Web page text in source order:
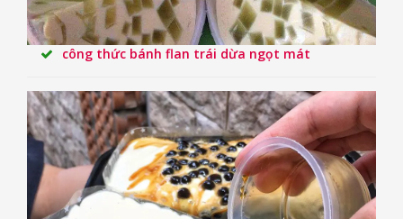
công thức bánh flan trái dừa ngọt mát